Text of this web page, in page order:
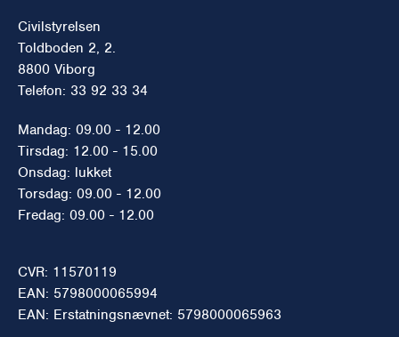
Civilstyrelsen
Toldboden 2, 2.
8800 Viborg
Telefon: 33 92 33 34
Mandag: 09.00 - 12.00
Tirsdag: 12.00 - 15.00
Onsdag: lukket
Torsdag: 09.00 - 12.00
Fredag: 09.00 - 12.00
CVR: 11570119
EAN: 5798000065994
EAN: Erstatningsnævnet: 5798000065963